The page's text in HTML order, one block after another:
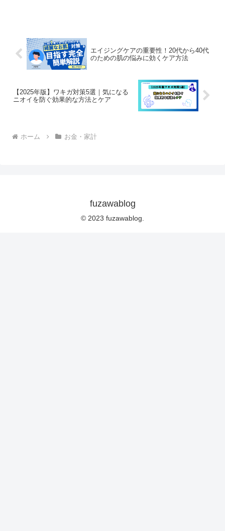
エイジングケアの重要性！20代から40代
のための肌の悩みに効くケア方法
【2025年版】ワキガ対策5選｜気になる
ニオイを防ぐ効果的な方法とケア
ホーム お金・家計
fuzawablog
© 2023 fuzawablog.